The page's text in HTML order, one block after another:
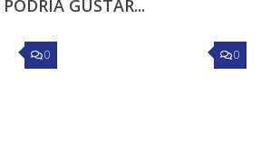
GUSTAR...
0 0